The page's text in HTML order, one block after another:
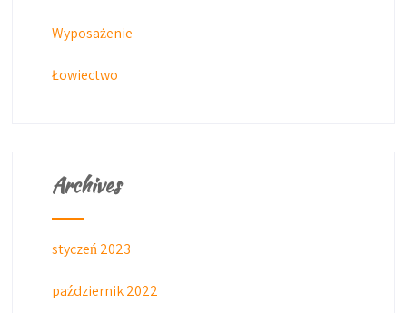
Wyposażenie
Łowiectwo
Archives
styczeń 2023
październik 2022